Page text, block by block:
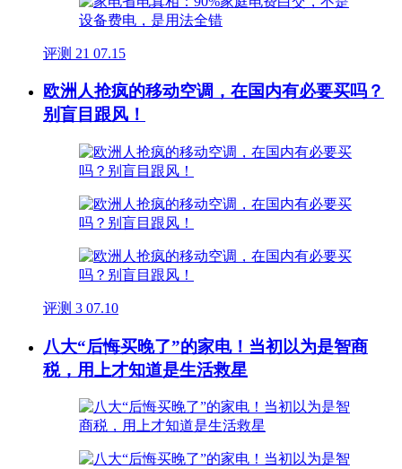
评测 21 07.15
欧洲人抢疯的移动空调，在国内有必要买吗？
别盲目跟风！
评测 3 07.10
八大“后悔买晚了”的家电！当初以为是智商
税，用上才知道是生活救星